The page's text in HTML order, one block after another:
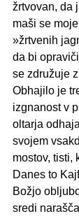
žrtvovan, da
maši se
»žrtvenih
da bi
se združuje
Obhajilo je
izgnanost v
oltarja
svojem
mostov, tisti,
Danes to
Božjo
sredi